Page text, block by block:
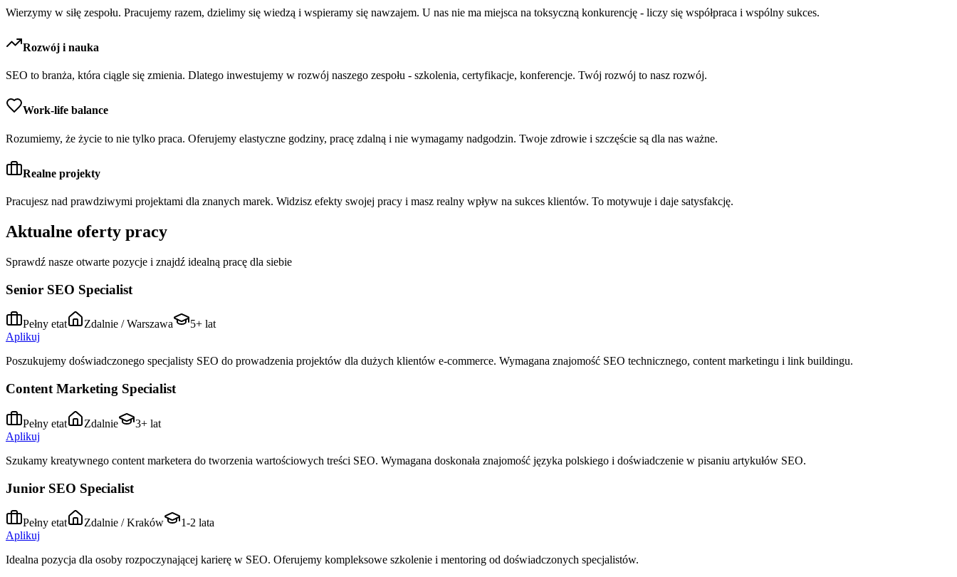
Wierzymy w siłę zespołu. Pracujemy razem, dzielimy się wiedzą i wspieramy się nawzajem. U nas nie ma miejsca na toksyczną konkurencję - liczy się współpraca i wspólny sukces.
Rozwój i nauka
SEO to branża, która ciągle się zmienia. Dlatego inwestujemy w rozwój naszego zespołu - szkolenia, certyfikacje, konferencje. Twój rozwój to nasz rozwój.
Work-life balance
Rozumiemy, że życie to nie tylko praca. Oferujemy elastyczne godziny, pracę zdalną i nie wymagamy nadgodzin. Twoje zdrowie i szczęście są dla nas ważne.
Realne projekty
Pracujesz nad prawdziwymi projektami dla znanych marek. Widzisz efekty swojej pracy i masz realny wpływ na sukces klientów. To motywuje i daje satysfakcję.
Aktualne oferty pracy
Sprawdź nasze otwarte pozycje i znajdź idealną pracę dla siebie
Senior SEO Specialist
Pełny etat Zdalnie / Warszawa
5+ lat
Aplikuj
Poszukujemy doświadczonego specjalisty SEO do prowadzenia projektów dla dużych klientów e-commerce. Wymagana znajomość SEO technicznego, content marketingu i link buildingu.
Content Marketing Specialist
Pełny etat Zdalnie
3+ lat
Aplikuj
Szukamy kreatywnego content marketera do tworzenia wartościowych treści SEO. Wymagana doskonała znajomość języka polskiego i doświadczenie w pisaniu artykułów SEO.
Junior SEO Specialist
Pełny etat Zdalnie / Kraków
1-2 lata
Aplikuj
Idealna pozycja dla osoby rozpoczynającej karierę w SEO. Oferujemy kompleksowe szkolenie i mentoring od doświadczonych specjalistów.